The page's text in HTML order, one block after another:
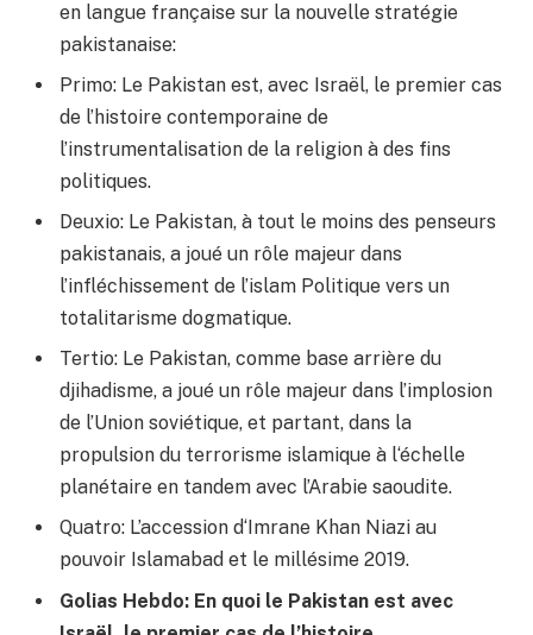
en langue française sur la nouvelle stratégie
pakistanaise:
Primo: Le Pakistan est, avec Israël, le premier cas
de l’histoire contemporaine de
l’instrumentalisation de la religion à des fins
politiques.
Deuxio: Le Pakistan, à tout le moins des penseurs
pakistanais, a joué un rôle majeur dans
l’infléchissement de l’islam Politique vers un
totalitarisme dogmatique.
Tertio: Le Pakistan, comme base arrière du
djihadisme, a joué un rôle majeur dans l’implosion
de l’Union soviétique, et partant, dans la
propulsion du terrorisme islamique à l‘échelle
planétaire en tandem avec l’Arabie saoudite.
Quatro: L’accession d‘Imrane Khan Niazi au
pouvoir Islamabad et le millésime 2019.
Golias Hebdo: En quoi le Pakistan est avec